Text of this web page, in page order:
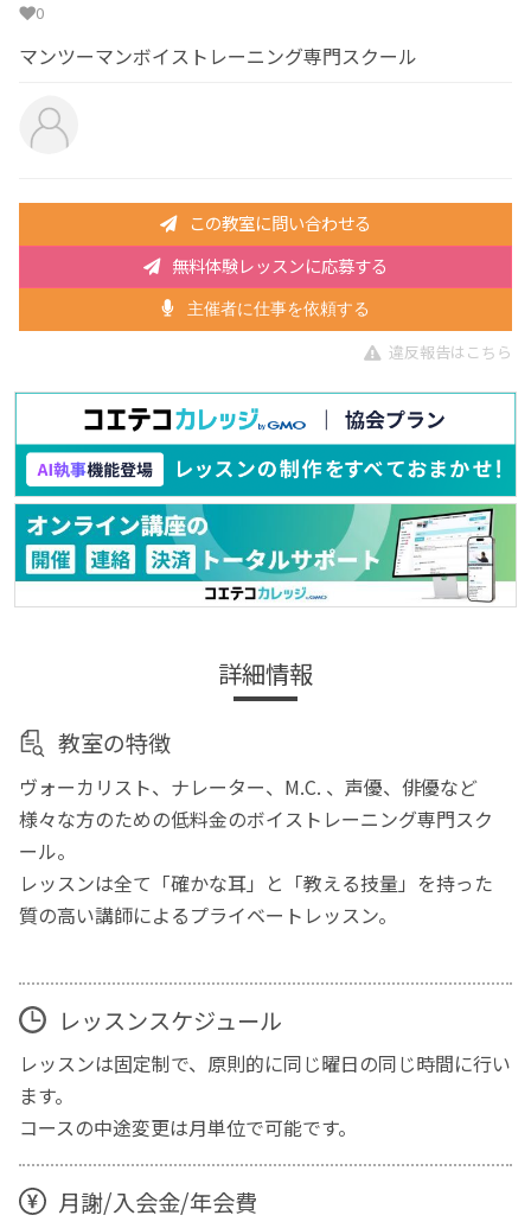
0
マンツーマンボイストレーニング専門スクール
この教室に問い合わせる
無料体験レッスンに応募する
主催者に仕事を依頼する
違反報告はこちら
詳細情報
教室の特徴
ヴォーカリスト、ナレーター、M.C. 、声優、俳優など
様々な方のための低料金のボイストレーニング専門スク
ール。
レッスンは全て「確かな耳」と「教える技量」を持った
質の高い講師によるプライベートレッスン。
レッスンスケジュール
レッスンは固定制で、原則的に同じ曜日の同じ時間に行い
ます。
コースの中途変更は月単位で可能です。
月謝/入会金/年会費